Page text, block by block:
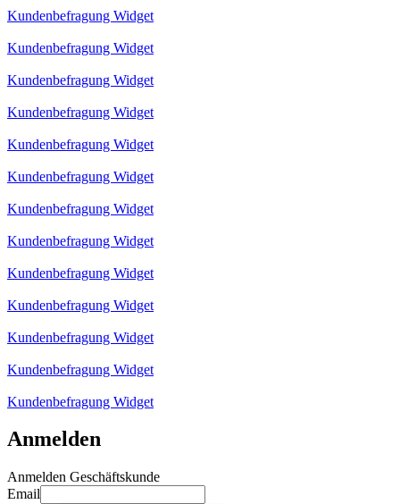
Kundenbefragung Widget
Kundenbefragung Widget
Kundenbefragung Widget
Kundenbefragung Widget
Kundenbefragung Widget
Kundenbefragung Widget
Kundenbefragung Widget
Kundenbefragung Widget
Kundenbefragung Widget
Kundenbefragung Widget
Kundenbefragung Widget
Kundenbefragung Widget
Kundenbefragung Widget
Anmelden
Anmelden Geschäftskunde
Email